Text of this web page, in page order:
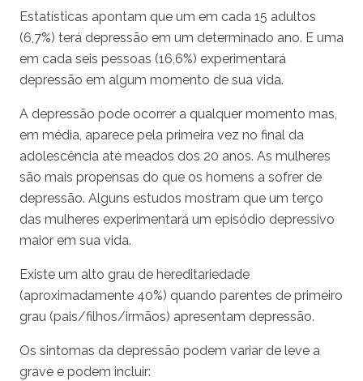
Estatísticas apontam que um em cada 15 adultos
(6,7%) terá depressão em um determinado ano. E uma
em cada seis pessoas (16,6%) experimentará
depressão em algum momento de sua vida.
A depressão pode ocorrer a qualquer momento mas,
em média, aparece pela primeira vez no final da
adolescência até meados dos 20 anos. As mulheres
são mais propensas do que os homens a sofrer de
depressão. Alguns estudos mostram que um terço
das mulheres experimentará um episódio depressivo
maior em sua vida.
Existe um alto grau de hereditariedade
(aproximadamente 40%) quando parentes de primeiro
grau (pais/filhos/irmãos) apresentam depressão.
Os sintomas da depressão podem variar de leve a
grave e podem incluir: